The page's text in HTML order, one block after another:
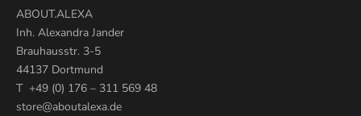
ABOUT.ALEXA
Inh. Alexandra Jander
Brauhausstr. 3-5
44137 Dortmund
T +49 (0) 176 – 311 569 48
store@aboutalexa.de